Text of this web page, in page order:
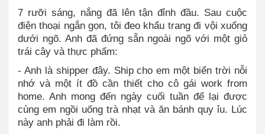
7 rưỡi sáng, nắng đã lên tận đỉnh đầu. Sau cuộc
điện thoại ngắn gọn, tôi đeo khẩu trang đi vội xuống
dưới ngõ. Anh đã đứng sẵn ngoài ngõ với một giỏ
trái cây và thực phẩm:
- Anh là shipper đây. Ship cho em một biển trời nỗi
nhớ và một ít đồ cần thiết cho cô gái work from
home. Anh mong đến ngày cuối tuần để lại được
cùng em ngồi uống trà nhạt và ăn bánh quy ỉu. Lúc
này anh phải đi làm rồi.